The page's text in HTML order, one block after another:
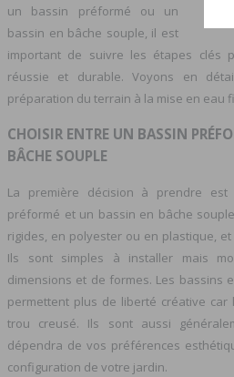
un bassin préformé ou un
bassin en bâche souple, il est
important de suivre les étapes clés
réussie et durable. Voyons en
préparation du terrain à la mise en eau
CHOISIR ENTRE UN BASSIN
BÂCHE SOUPLE
La première décision à prendre
préformé et un bassin en bâche
rigides, en polyester ou en plastique,
Ils sont simples à installer mais
dimensions et de formes. Les bassins
permettent plus de liberté créative
trou creusé. Ils sont aussi
dépendra de vos préférences
configuration de votre jardin.